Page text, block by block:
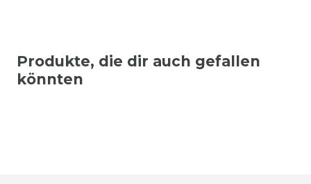
Produkte, die dir auch gefallen
könnten